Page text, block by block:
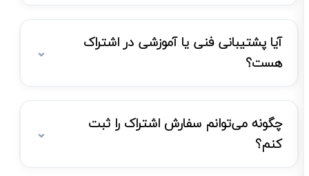
آیا پشتیبانی فنی یا آموزشی در اشتراک
هست؟
چگونه می‌توانم سفارش اشتراک را ثبت
کنم؟